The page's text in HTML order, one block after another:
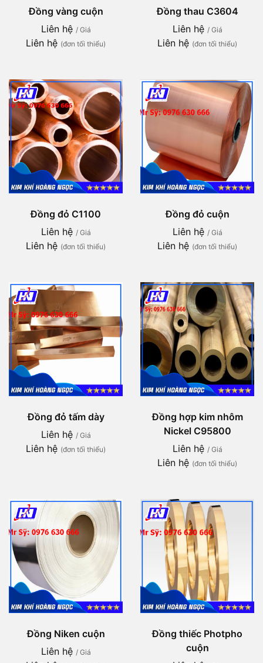
Đồng vàng cuộn
Liên hệ / Giá
Liên hệ (đơn tối thiểu)
Đồng thau C3604
Liên hệ / Giá
Liên hệ (đơn tối thiểu)
Đồng đỏ C1100
Liên hệ / Giá
Liên hệ (đơn tối thiểu)
Đồng đỏ cuộn
Liên hệ / Giá
Liên hệ (đơn tối thiểu)
Đồng đỏ tấm dày
Liên hệ / Giá
Liên hệ (đơn tối thiểu)
Đồng hợp kim nhôm
Nickel C95800
Liên hệ / Giá
Liên hệ (đơn tối thiểu)
Đồng Niken cuộn
Liên hệ / Giá
Đồng thiếc Photpho
cuộn